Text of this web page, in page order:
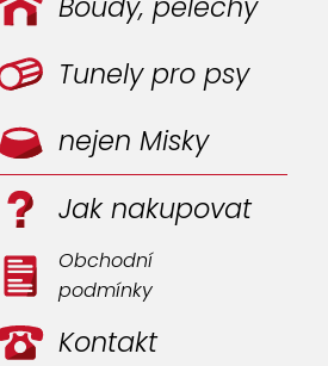
Tunely pro psy
nejen Misky
Jak nakupovat
Obchodní
podmínky
Kontakt